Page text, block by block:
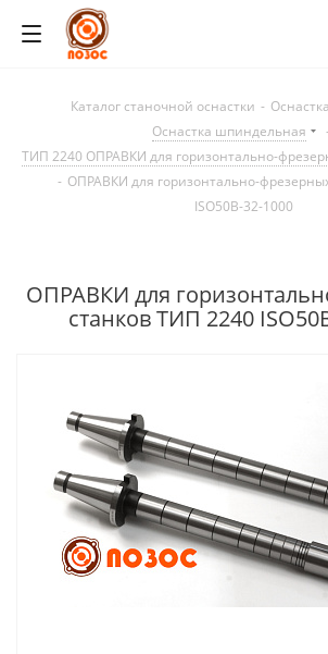
Каталог станочной оснастки -
Оснастка шпиндельная
ТИП 2240 ОПРАВКИ для горизонтально-
- ОПРАВКИ для горизонтально-
ISO50B-32-1000
ОПРАВКИ для
станков ТИП 2240